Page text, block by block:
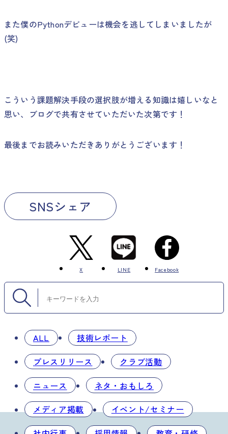
また僕のPythonデビューは機会を逃してしまいましたが
(笑)
こういう課題解決手段の選択肢が増える知識は嬉しいなと
思い、ブログで共有させていただいた次第です！
最後までお読みいただきありがとうございます！
SNSシェア
X LINE Facebook
ALL
技術レポート
プレスリリース
クラブ活動
ニュース
ネタ・おもしろ
メディア掲載
イベント/セミナー